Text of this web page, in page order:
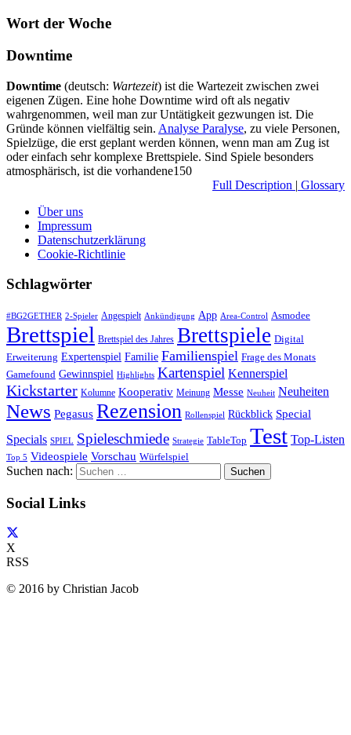
Wort der Woche
Downtime
Downtime (deutsch: Wartezeit) ist die Wartezeit zwischen zwei
eigenen Zügen. Eine hohe Downtime wird oft als negativ
wahrgenommen, weil man zur Untätigkeit gezwungen ist. Die
Gründe können vielfältig sein. Analyse Paralyse, zu viele Personen,
Spielzüge, die erst geplant werden können, wenn man am Zug ist
oder einfach sehr komplexe Brettspiele. Sind Spiele besonders
atmosphärisch, ist die vorhandene150
Full Description | Glossary
Über uns
Impressum
Datenschutzerklärung
Cookie-Richtlinie
Schlagwörter
#BG2GETHER 2-Spieler Angespielt Ankündigung App Area-Control Asmodee
Brettspiel Brettspiel des Jahres Brettspiele Digital
Erweiterung Expertenspiel Familie Familienspiel Frage des Monats
Gamefound Gewinnspiel Highlights Kartenspiel Kennerspiel
Kickstarter Kolumne Kooperativ Meinung Messe Neuheit Neuheiten
News Pegasus Rezension Rollenspiel Rückblick Special
Specials SPIEL Spieleschmiede Strategie TableTop Test Top-Listen
Top 5 Videospiele Vorschau Würfelspiel
Suchen nach:
Social Links
X
RSS
© 2016 by Christian Jacob